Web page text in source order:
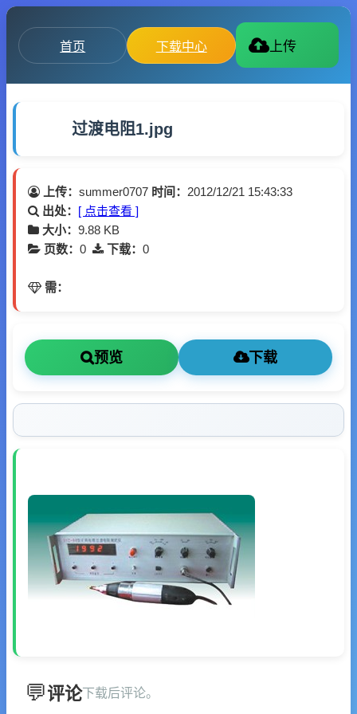
首页 下载中心 上传
过渡电阻1.jpg
上传： summer0707 时间： 2012/12/21 15:43:33
出处： [ 点击查看 ]
大小： 9.88 KB
页数： 0 下载： 0
需：
预览 下载
评论下载后评论。